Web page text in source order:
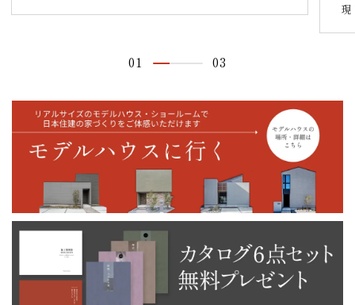
現
01 03